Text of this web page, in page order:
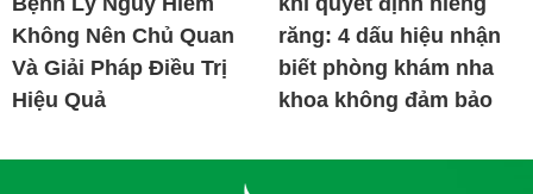
Không Nên Chủ Quan
Và Giải Pháp Điều Trị
Hiệu Quả
răng: 4 dấu hiệu nhận
biết phòng khám nha
khoa không đảm bảo